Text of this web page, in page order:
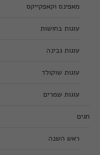
מאפינס וקאפקייקס
עוגות בחושות
עוגות גבינה
עוגות שוקולד
עוגות שמרים
חגים
ראש השנה